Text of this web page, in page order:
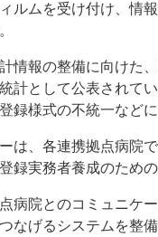
ルムを受け付け、情
情報の整備に向けた
計として公表されて
録様式の不統一など
は、各連携拠点病院
録実務者養成のため
病院とのコミュニケ
なげるシステムを整